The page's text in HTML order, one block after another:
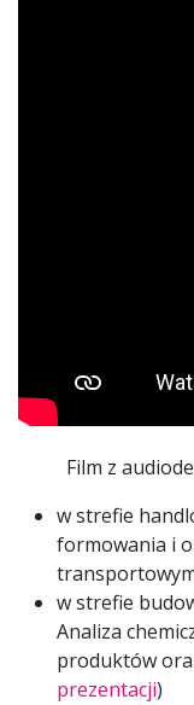
Film z
w strefie
formowania i
w strefie
Analiza
produktów
prezentacji)